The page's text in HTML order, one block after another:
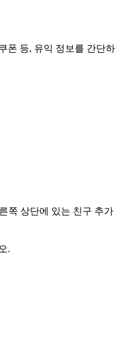
폰 등, 유익 정보를 간단하
쪽 상단에 있는 친구 추가
.